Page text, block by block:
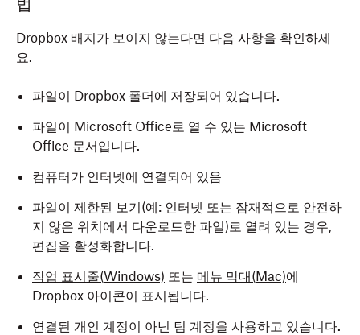
Dropbox 배지가 보이지 않는다면 다음 사항을 확인하세
요.
파일이 Dropbox 폴더에 저장되어 있습니다.
파일이 Microsoft Office로 열 수 있는 Microsoft
Office 문서입니다.
컴퓨터가 인터넷에 연결되어 있음
파일이 제한된 보기(예: 인터넷 또는 잠재적으로 안전하
지 않은 위치에서 다운로드한 파일)로 열려 있는 경우,
편집을 활성화합니다.
작업 표시줄(Windows) 또는 메뉴 막대(Mac)에
Dropbox 아이콘이 표시됩니다.
연결된 개인 계정이 아닌 팀 계정을 사용하고 있습니다.